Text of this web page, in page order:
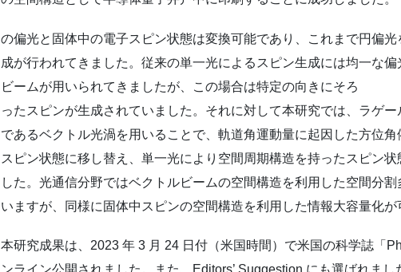
の偏光と固体中の電子スピン状態は変換可能であり、これまで円偏
成が行われてきました。従来の単一光によるスピン生成には均一な
ビームが用いられてきましたが、この場合は特定の向きにそろ
ったスピンが生成されていました。それに対して本研究では、ラゲ
であるベクトル光渦を用いることで、軌道角運動量に起因した方位
スピン状態に移し替え、単一光により空間周期構造を持ったスピン
した。光通信分野ではベクトルビームの空間構造を利用した空間分
いますが、同様に固体中スピンの空間構造を利用した情報大容量化が
本研究成果は、2023 年 3 月 24 日付（米国時間）で米国の科学誌「
ンライン公開されました。また、Editors’ Suggestion にも選ばれまし